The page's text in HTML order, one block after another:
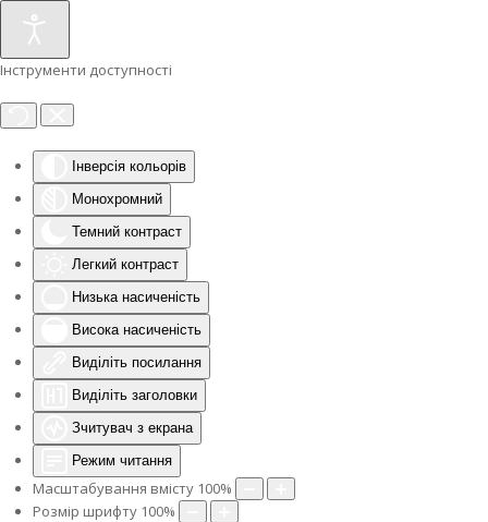
Інструменти доступності
Інверсія кольорів
Монохромний
Темний контраст
Легкий контраст
Низька насиченість
Висока насиченість
Виділіть посилання
Виділіть заголовки
Зчитувач з екрана
Режим читання
Масштабування вмісту 100%
Розмір шрифту 100%